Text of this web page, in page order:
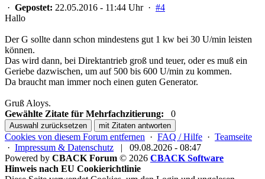
· Gepostet: 22.05.2016 - 11:44 Uhr · #4
Hallo
Der G sollte dann schon mindestens gut 1 kw bei 30 U/min leisten
können.
Das wird dann, bei Direktantrieb groß und teuer, oder es muß ein
Geriebe dazwischen, um auf 500 bis 600 U/min zu kommen.
Da braucht man immer noch einen guten Generator.
Gruß Aloys.
Gewählte Zitate für Mehrfachzitierung:
0
Auswahl zurücksetzen mit Zitaten antworten
Cookies von diesem Forum entfernen · FAQ / Hilfe · Teamseite
· Impressum & Datenschutz |
09.08.2026 - 08:47
Powered by CBACK Forum © 2026 CBACK Software
Hinweis nach EU Cookierichtlinie